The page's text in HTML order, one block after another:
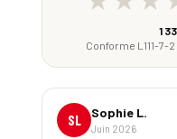
1
Conforme L111-7-
SL Sophie L.
Juin 2026